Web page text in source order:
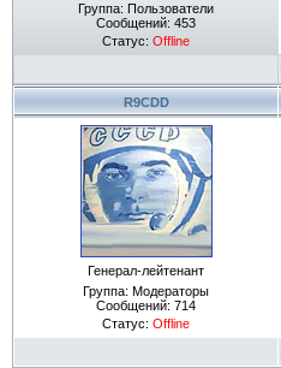
Группа: Пользователи
Сообщений: 453
Статус: Offline
R9CDD
Генерал-лейтенант
Группа: Модераторы
Сообщений: 714
Статус: Offline